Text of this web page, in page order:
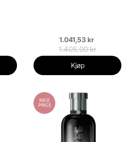
1.041,53 kr
1.405,00 kr
Kjøp
NICE
PRICE